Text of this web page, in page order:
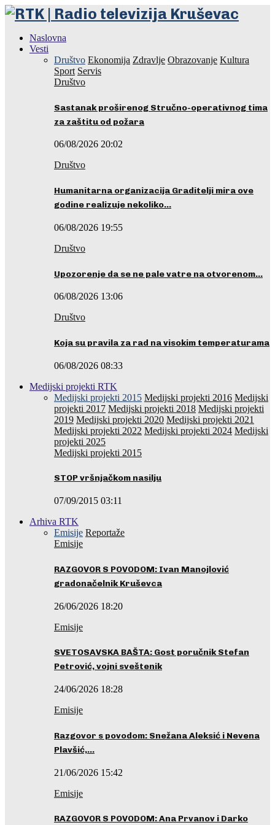
Naslovna
Vesti
Društvo Ekonomija Zdravlje Obrazovanje Kultura
Sport Servis
Društvo
Sastanak proširenog Stručno-operativnog tima
za zaštitu od požara
06/08/2026 20:02
Društvo
Humanitarna organizacija Graditelji mira ove
godine realizuje nekoliko…
06/08/2026 19:55
Društvo
Upozorenje da se ne pale vatre na otvorenom…
06/08/2026 13:06
Društvo
Koja su pravila za rad na visokim temperaturama
06/08/2026 08:33
Medijski projekti RTK
Medijski projekti 2015 Medijski projekti 2016 Medijski
projekti 2017 Medijski projekti 2018 Medijski projekti
2019 Medijski projekti 2020 Medijski projekti 2021
Medijski projekti 2022 Medijski projekti 2024 Medijski
projekti 2025
Medijski projekti 2015
STOP vršnjačkom nasilju
07/09/2015 03:11
Arhiva RTK
Emisije Reportaže
Emisije
RAZGOVOR S POVODOM: Ivan Manojlović
gradonačelnik Kruševca
26/06/2026 18:20
Emisije
SVETOSAVSKA BAŠTA: Gost poručnik Stefan
Petrović, vojni sveštenik
24/06/2026 18:28
Emisije
Razgovor s povodom: Snežana Aleksić i Nevena
Plavšić,…
21/06/2026 15:42
Emisije
RAZGOVOR S POVODOM: Ana Prvanov i Darko